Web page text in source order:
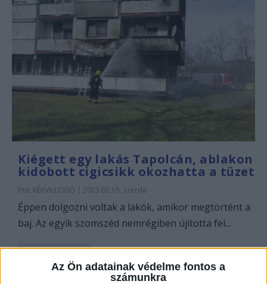
Az Ön adatainak védelme fontos a
számunkra
Kiégett egy lakás Tapolcán, ablakon
kidobott cigicsikk okozhatta a tüzet
Írta: KÉKVILLOGÓ | 2023.03.15. szerda
Éppen dolgozni voltak a lakók, amikor megtörtént a
baj. Az egyik szomszéd nemrégiben újította fel...